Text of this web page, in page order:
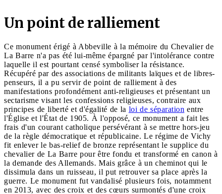
Un point de ralliement
Ce monument érigé à Abbeville à la mémoire du Chevalier de
La Barre n'a pas été lui-même épargné par l'intolérance contre
laquelle il est pourtant censé symboliser la résistance.
Récupéré par des associations de militants laïques et de libres-
penseurs, il a pu servir de point de ralliement à des
manifestations profondément anti-religieuses et présentant un
sectarisme visant les confessions religieuses, contraire aux
principes de liberté et d'égalité de la loi de séparation entre
l'Église et l'État de 1905. À l'opposé, ce monument a fait les
frais d'un courant catholique persévérant à se mettre hors-jeu
de la règle démocratique et républicaine. Le régime de Vichy
fit enlever le bas-relief de bronze représentant le supplice du
chevalier de La Barre pour être fondu et transformé en canon à
la demande des Allemands. Mais grâce à un cheminot qui le
dissimula dans un ruisseau, il put retrouver sa place après la
guerre. Le monument fut vandalisé plusieurs fois, notamment
en 2013, avec des croix et des cœurs surmontés d'une croix